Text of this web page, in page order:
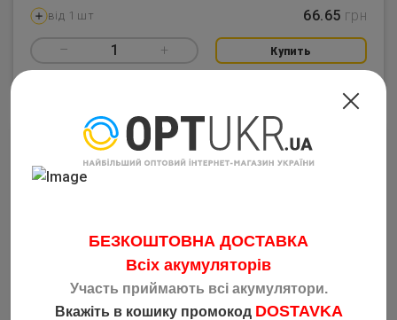
від 1 шт 66.65 грн
– 1 + Купить
Прикормка G.STREAM PREMIUM Series Feeder 1кг
БЕЗКОШТОВНА ДОСТАВКА
Всіх акумуляторів
Участь приймають всі акумулятори.
Вкажіть в кошику промокод DOSTAVKA